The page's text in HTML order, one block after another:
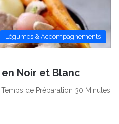
Légumes & Accompagnements
Noir et Blanc
de Préparation 30 Minutes